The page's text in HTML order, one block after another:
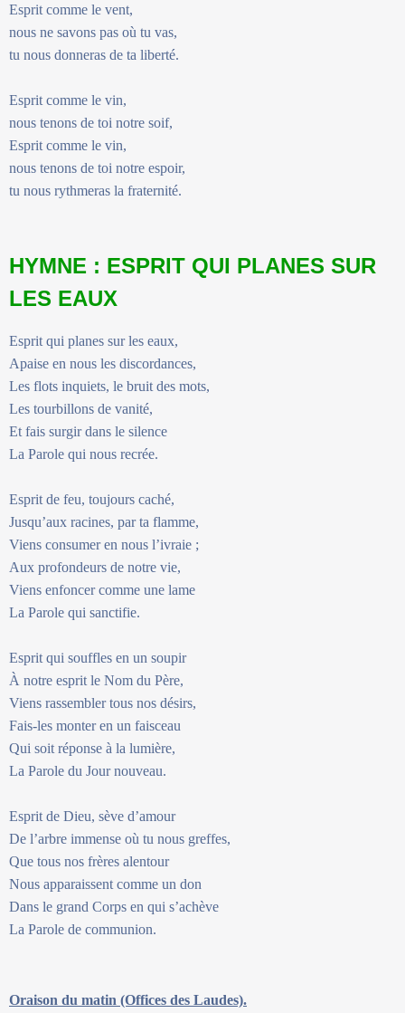
Esprit comme le vent,
nous ne savons pas où tu vas,
tu nous donneras de ta liberté.
Esprit comme le vin,
nous tenons de toi notre soif,
Esprit comme le vin,
nous tenons de toi notre espoir,
tu nous rythmeras la fraternité.
HYMNE : ESPRIT QUI PLANES SUR
LES EAUX
Esprit qui planes sur les eaux,
Apaise en nous les discordances,
Les flots inquiets, le bruit des mots,
Les tourbillons de vanité,
Et fais surgir dans le silence
La Parole qui nous recrée.
Esprit de feu, toujours caché,
Jusqu’aux racines, par ta flamme,
Viens consumer en nous l’ivraie ;
Aux profondeurs de notre vie,
Viens enfoncer comme une lame
La Parole qui sanctifie.
Esprit qui souffles en un soupir
À notre esprit le Nom du Père,
Viens rassembler tous nos désirs,
Fais-les monter en un faisceau
Qui soit réponse à la lumière,
La Parole du Jour nouveau.
Esprit de Dieu, sève d’amour
De l’arbre immense où tu nous greffes,
Que tous nos frères alentour
Nous apparaissent comme un don
Dans le grand Corps en qui s’achève
La Parole de communion.
Oraison du matin (Offices des Laudes).